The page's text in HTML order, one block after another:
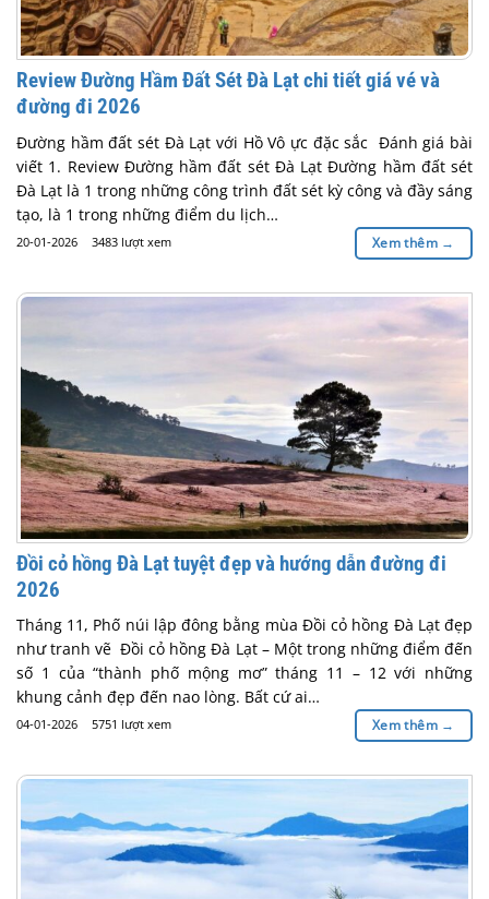
Review Đường Hầm Đất Sét Đà Lạt chi tiết giá vé và
đường đi 2026
Đường hầm đất sét Đà Lạt với Hồ Vô ực đặc sắc Đánh giá bài
viết 1. Review Đường hầm đất sét Đà Lạt Đường hầm đất sét
Đà Lạt là 1 trong những công trình đất sét kỳ công và đầy sáng
tạo, là 1 trong những điểm du lịch…
20-01-2026 3483 lượt xem Xem thêm →
Đồi cỏ hồng Đà Lạt tuyệt đẹp và hướng dẫn đường đi
2026
Tháng 11, Phố núi lập đông bằng mùa Đồi cỏ hồng Đà Lạt đẹp
như tranh vẽ Đồi cỏ hồng Đà Lạt – Một trong những điểm đến
số 1 của “thành phố mộng mơ” tháng 11 – 12 với những
khung cảnh đẹp đến nao lòng. Bất cứ ai…
04-01-2026 5751 lượt xem Xem thêm →